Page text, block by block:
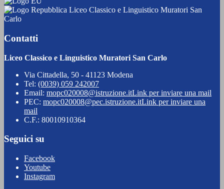
Liceo Classico e Linguistico Muratori San
Carlo
Contatti
Liceo Classico e Linguistico Muratori San Carlo
Via Cittadella, 50 - 41123 Modena
Tel: (0039) 059 242007
Email: mopc020008@istruzione.itLink per inviare una mail
PEC: mopc020008@pec.istruzione.itLink per inviare una
mail
C.F.: 80010910364
Seguici su
Facebook
Youtube
Instagram